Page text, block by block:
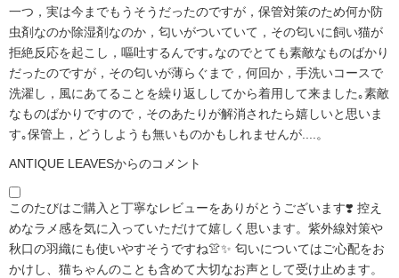
一つ，実は今までもうそうだったのですが，保管対策のため何か防
虫剤なのか除湿剤なのか，匂いがついていて，その匂いに飼い猫が
拒絶反応を起こし，嘔吐するんです｡なのでとても素敵なものばかり
だったのですが，その匂いが薄らぐまで，何回か，手洗いコースで
洗濯し，風にあてることを繰り返ししてから着用して来ました｡素敵
なものばかりですので，そのあたりが解消されたら嬉しいと思いま
す｡保管上，どうしようも無いものかもしれませんが....。
ANTIQUE LEAVESからのコメント
このたびはご購入と丁寧なレビューをありがとうございます❣️ 控え
めなラメ感を気に入っていただけて嬉しく思います。紫外線対策や
秋口の羽織にも使いやすそうですね👚✨ 匂いについてはご心配をお
かけし、猫ちゃんのことも含めて大切なお声として受け止めます。